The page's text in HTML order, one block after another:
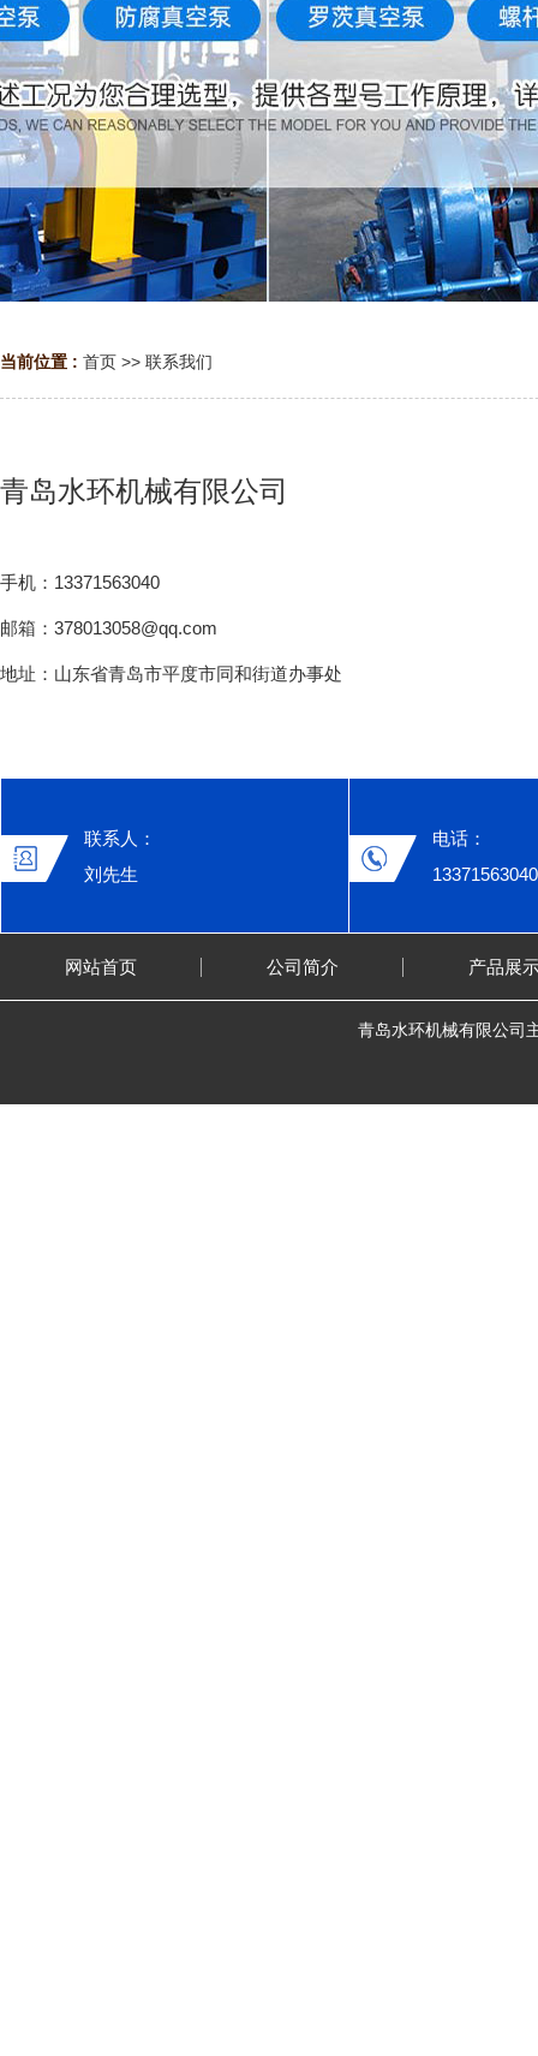
当前位置 : 首页 >> 联系我们
青岛水环机械有限公司
手机：13371563040
邮箱：378013058@qq.com
地址：山东省青岛市平度市同和街道办事处
联系人：
刘先生
电话：
13371563040
网站首页 公司简介 产品展
青岛水环机械有限公司